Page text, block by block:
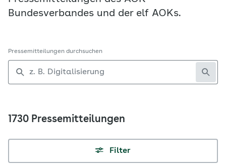
Bundesverbandes und der elf AOKs.
Pressemitteilungen durchsuchen
1730 Pressemitteilungen
Filter